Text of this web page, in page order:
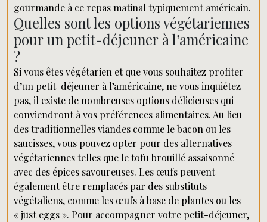
gourmande à ce repas matinal typiquement américain.
Quelles sont les options végétariennes
pour un petit-déjeuner à l’américaine
?
Si vous êtes végétarien et que vous souhaitez profiter
d’un petit-déjeuner à l’américaine, ne vous inquiétez
pas, il existe de nombreuses options délicieuses qui
conviendront à vos préférences alimentaires. Au lieu
des traditionnelles viandes comme le bacon ou les
saucisses, vous pouvez opter pour des alternatives
végétariennes telles que le tofu brouillé assaisonné
avec des épices savoureuses. Les œufs peuvent
également être remplacés par des substituts
végétaliens, comme les œufs à base de plantes ou les
« just eggs ». Pour accompagner votre petit-déjeuner,